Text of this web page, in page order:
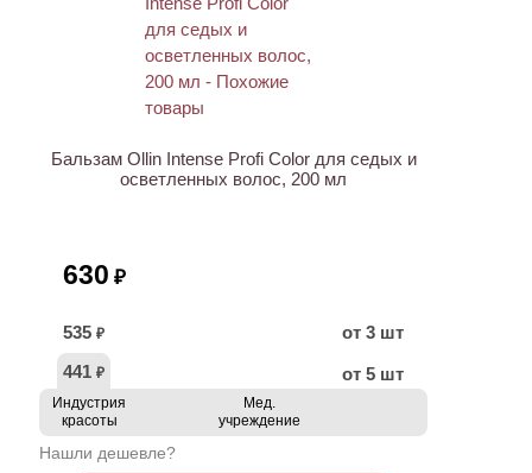
Бальзам Ollin Intense Profi Color для седых и
осветленных волос, 200 мл
630 ₽
535 ₽
от 3 шт
441 ₽ от 5 шт
Индустрия
красоты
Мед.
учреждение
Нашли дешевле?